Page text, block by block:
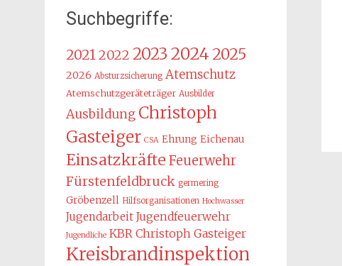
Suchbegriffe:
20212022 2023 2024 2025
2026 Absturzsicherung Atemschutz
Atemschutzgeräteträger Ausbilder
Ausbildung Christoph
Gasteiger CSA Ehrung Eichenau
Einsatzkräfte Feuerwehr
Fürstenfeldbruck germering
Gröbenzell Hilfsorganisationen Hochwasser
Jugendarbeit Jugendfeuerwehr
Jugendliche KBR Christoph Gasteiger
Kreisbrandinspektion